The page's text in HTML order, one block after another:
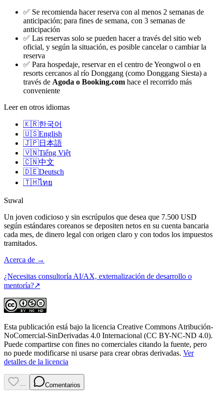
✅ Se recomienda hacer reserva con al menos 2 semanas de
anticipación; para fines de semana, con 3 semanas de
anticipación
✅ Las reservas solo se pueden hacer a través del sitio web
oficial, y según la situación, es posible cancelar o cambiar la
reserva
✅ Para hospedaje, reservar en el centro de Yeongwol o en
resorts cercanos al río Donggang (como Donggang Siesta) a
través de Agoda o Booking.com hace el recorrido más
conveniente
Leer en otros idiomas
🇰🇷한국어
🇺🇸English
🇯🇵日本語
🇻🇳Tiếng Việt
🇨🇳中文
🇩🇪Deutsch
🇹🇭ไทย
Suwal
Un joven codicioso y sin escrúpulos que desea que 7.500 USD
según estándares coreanos se depositen netos en su cuenta bancaria
cada mes, de dinero legal con origen claro y con todos los impuestos
tramitados.
Acerca de →
¿Necesitas consultoría AI/AX, externalización de desarrollo o
mentoría?↗
Esta publicación está bajo la licencia Creative Commons Atribución-
NoComercial-SinDerivadas 4.0 Internacional (CC BY-NC-ND 4.0).
Puede compartirse con fines no comerciales citando la fuente, pero
no puede modificarse ni usarse para crear obras derivadas. Ver
detalles de la licencia
— Comentarios